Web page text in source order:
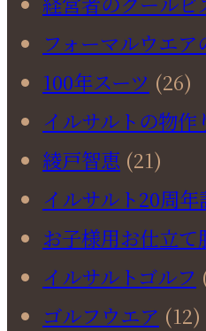
フォーマルウエア
100年スーツ (26)
イルサルトの物作
綾戸智恵 (21)
イルサルト20周年
お子様用お仕立て
イルサルトゴルフ
ゴルフウエア (12)